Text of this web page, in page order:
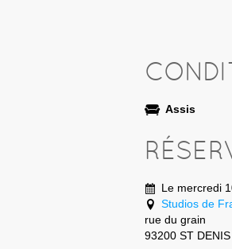
Assis
Le mercredi
Studios de
rue du grain
93200 ST DENIS